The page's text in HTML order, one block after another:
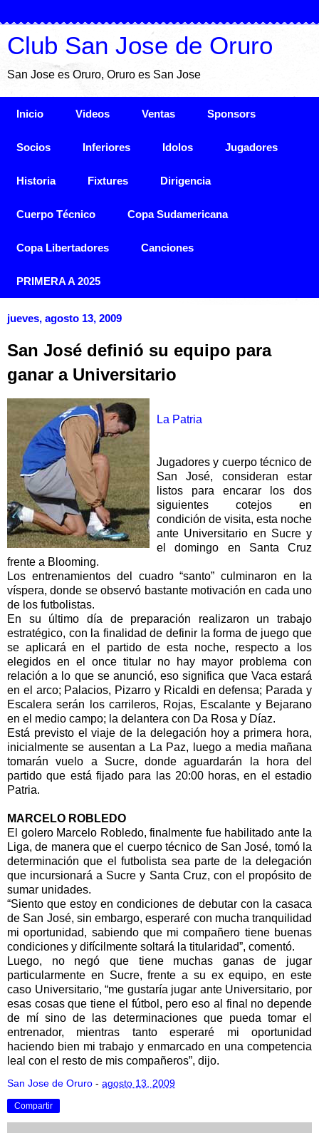
Club San Jose de Oruro
San Jose es Oruro, Oruro es San Jose
Inicio Videos Ventas Sponsors
Socios Inferiores Idolos Jugadores
Historia Fixtures Dirigencia
Cuerpo Técnico Copa Sudamericana
Copa Libertadores Canciones
PRIMERA A 2025
jueves, agosto 13, 2009
San José definió su equipo para
ganar a Universitario
La Patria
Jugadores y cuerpo técnico de
San José, consideran estar
listos para encarar los dos
siguientes cotejos en
condición de visita, esta noche
ante Universitario en Sucre y
el domingo en Santa Cruz
frente a Blooming.
Los entrenamientos del cuadro “santo” culminaron en la
víspera, donde se observó bastante motivación en cada uno
de los futbolistas.
En su último día de preparación realizaron un trabajo
estratégico, con la finalidad de definir la forma de juego que
se aplicará en el partido de esta noche, respecto a los
elegidos en el once titular no hay mayor problema con
relación a lo que se anunció, eso significa que Vaca estará
en el arco; Palacios, Pizarro y Ricaldi en defensa; Parada y
Escalera serán los carrileros, Rojas, Escalante y Bejarano
en el medio campo; la delantera con Da Rosa y Díaz.
Está previsto el viaje de la delegación hoy a primera hora,
inicialmente se ausentan a La Paz, luego a media mañana
tomarán vuelo a Sucre, donde aguardarán la hora del
partido que está fijado para las 20:00 horas, en el estadio
Patria.
MARCELO ROBLEDO
El golero Marcelo Robledo, finalmente fue habilitado ante la
Liga, de manera que el cuerpo técnico de San José, tomó la
determinación que el futbolista sea parte de la delegación
que incursionará a Sucre y Santa Cruz, con el propósito de
sumar unidades.
“Siento que estoy en condiciones de debutar con la casaca
de San José, sin embargo, esperaré con mucha tranquilidad
mi oportunidad, sabiendo que mi compañero tiene buenas
condiciones y difícilmente soltará la titularidad”, comentó.
Luego, no negó que tiene muchas ganas de jugar
particularmente en Sucre, frente a su ex equipo, en este
caso Universitario, “me gustaría jugar ante Universitario, por
esas cosas que tiene el fútbol, pero eso al final no depende
de mí sino de las determinaciones que pueda tomar el
entrenador, mientras tanto esperaré mi oportunidad
haciendo bien mi trabajo y enmarcado en una competencia
leal con el resto de mis compañeros”, dijo.
San Jose de Oruro - agosto 13, 2009
Compartir